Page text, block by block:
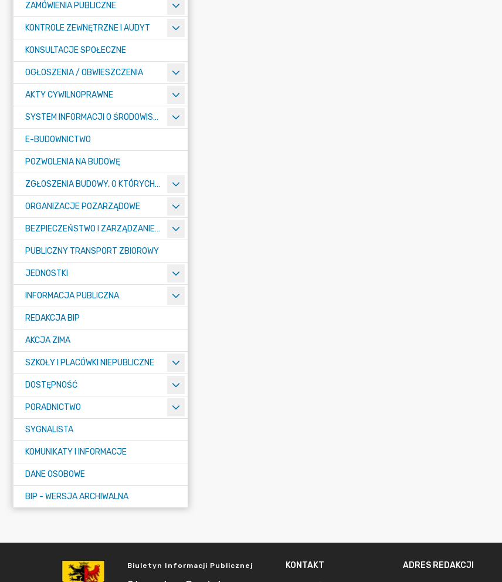
ZAMÓWIENIA PUBLICZNE
KONTROLE ZEWNĘTRZNE I AUDYT
KONSULTACJE SPOŁECZNE
OGŁOSZENIA / OBWIESZCZENIA
AKTY CYWILNOPRAWNE
SYSTEM INFORMACJI O ŚRODOWISKU
E-BUDOWNICTWO
POZWOLENIA NA BUDOWĘ
ZGŁOSZENIA BUDOWY, O KTÓRYCH MOWA W ART. 29 UST. 1 PKT 1A, 2B I 19A USTAWY PRAWO BUDOWLANE
ORGANIZACJE POZARZĄDOWE
BEZPIECZEŃSTWO I ZARZĄDZANIE KRYZYSOWE
PUBLICZNY TRANSPORT ZBIOROWY
JEDNOSTKI
INFORMACJA PUBLICZNA
REDAKCJA BIP
AKCJA ZIMA
SZKOŁY I PLACÓWKI NIEPUBLICZNE
DOSTĘPNOŚĆ
PORADNICTWO
SYGNALISTA
KOMUNIKATY I INFORMACJE
DANE OSOBOWE
BIP - WERSJA ARCHIWALNA
Biuletyn Informacji Publicznej KONTAKT ADRES REDAKCJI